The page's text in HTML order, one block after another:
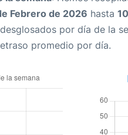
Febrero de 2026 hasta
por día de la
promedio por día.